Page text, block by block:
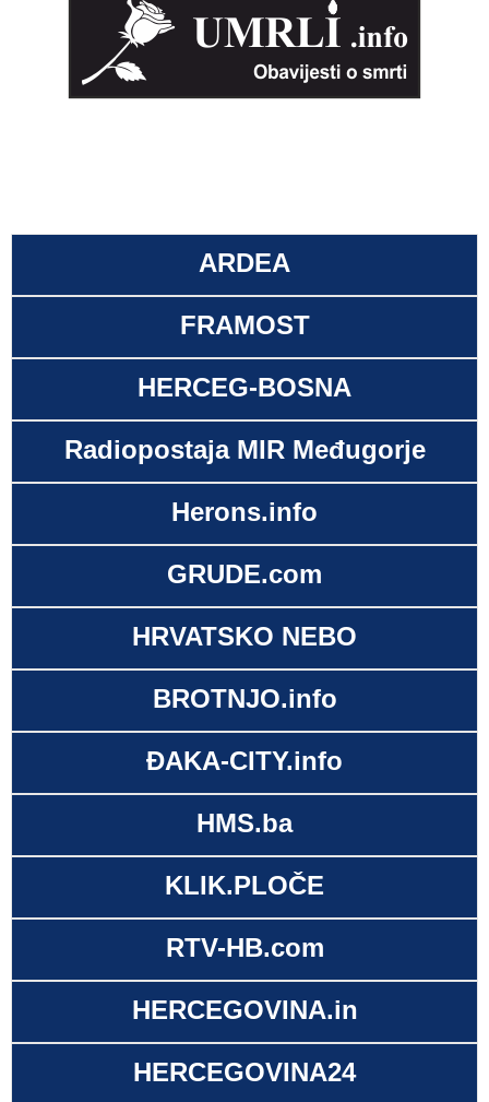
ARDEA
FRAMOST
HERCEG-BOSNA
Radiopostaja MIR Međugorje
Herons.info
GRUDE.com
HRVATSKO NEBO
BROTNJO.info
ĐAKA-CITY.info
HMS.ba
KLIK.PLOČE
RTV-HB.com
HERCEGOVINA.in
HERCEGOVINA24